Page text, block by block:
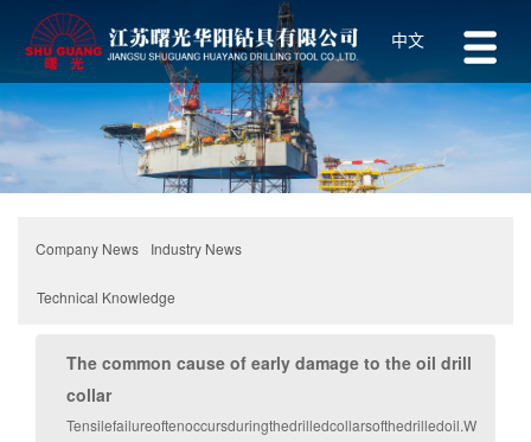
中文
Company News Industry News
Technical Knowledge
The common cause of early damage to the oil drill
collar